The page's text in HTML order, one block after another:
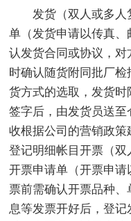
发货（双人或多
单（发货申请以传真
认发货合同或协议，
时确认随货附同批厂
货方式的选取，发货
签字后，由发货员送
收根据公司的营销政
登记明细帐目开票（
开票申请单（开票申
票前需确认开票品种
息等发票开好后，登